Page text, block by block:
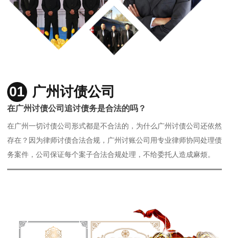
01 广州讨债公司
在广州讨债公司追讨债务是合法的吗？
在广州一切讨债公司形式都是不合法的，为什么广州讨债公司还依然
存在？因为律师讨债合法合规，广州讨账公司用专业律师协同处理债
务案件，公司保证每个案子合法合规处理，不给委托人造成麻烦。